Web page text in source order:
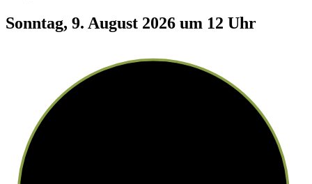
Sonntag, 9. August 2026 um 12 Uhr